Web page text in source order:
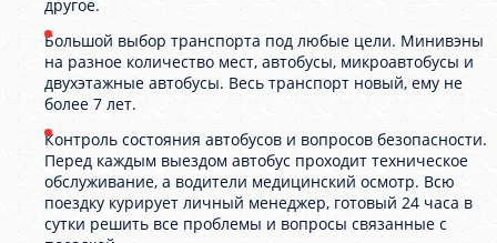
другое.
Большой выбор транспорта под любые цели. Минивэны
на разное количество мест, автобусы, микроавтобусы и
двухэтажные автобусы. Весь транспорт новый, ему не
более 7 лет.
Контроль состояния автобусов и вопросов безопасности.
Перед каждым выездом автобус проходит техническое
обслуживание, а водители медицинский осмотр. Всю
поездку курирует личный менеджер, готовый 24 часа в
сутки решить все проблемы и вопросы связанные с